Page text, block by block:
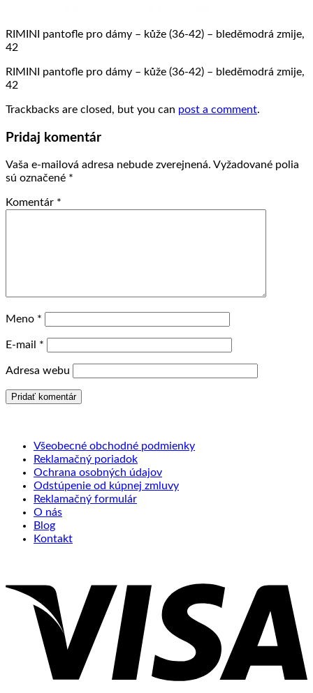
RIMINI pantofle pro dámy – kůže (36-42) – bleděmodrá zmije,
42
RIMINI pantofle pro dámy – kůže (36-42) – bleděmodrá zmije,
42
Trackbacks are closed, but you can post a comment.
Pridaj komentár
Vaša e-mailová adresa nebude zverejnená. Vyžadované polia
sú označené *
Komentár *
Meno *
E-mail *
Adresa webu
Všeobecné obchodné podmienky
Reklamačný poriadok
Ochrana osobných údajov
Odstúpenie od kúpnej zmluvy
Reklamačný formulár
O nás
Blog
Kontakt